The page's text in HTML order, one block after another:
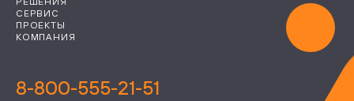
СЕРВИС
ПРОЕКТЫ
КОМПАНИЯ
8-800-555-21-51